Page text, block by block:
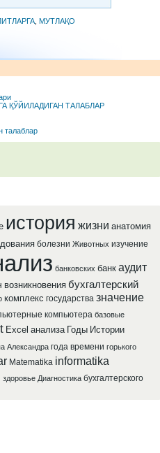
, МУТЛАҚО
ҚЎЙИЛАДИГАН ТАЛАБЛАР
талаблар
история жизни анатомия
болезни Животных изучение
банковских банк аудит
возникновения бухгалтерский
комплекс государства значение
компьютера базовые
Excel анализа Годы Истории
Александра года времени горького
Matematika informatika
здоровье Диагностика бухгалтерского